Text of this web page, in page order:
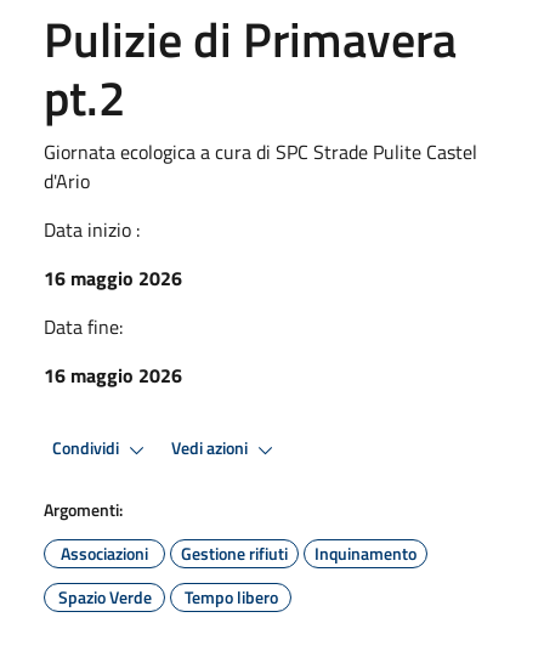
Pulizie di Primavera
pt.2
Giornata ecologica a cura di SPC Strade Pulite Castel
d'Ario
Data inizio :
16 maggio 2026
Data fine:
16 maggio 2026
Condividi Vedi azioni
Argomenti:
Associazioni
Gestione rifiuti
Inquinamento
Spazio Verde
Tempo libero